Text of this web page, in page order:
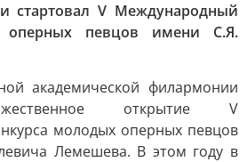
стартовал V Международный
оперных певцов имени С.Я.
академической филармонии
открытие V
молодых оперных певцов
Лемешева. В этом году в